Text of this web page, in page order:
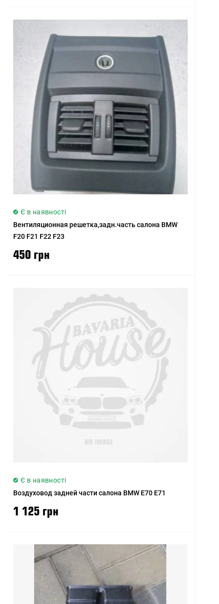
Є в наявності
Вентиляционная решетка,задн.часть салона BMW
F20 F21 F22 F23
450 грн
Є в наявності
Воздуховод задней части салона BMW E70 E71
1 125 грн